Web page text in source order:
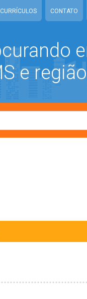
CURRÍCULOS CONTATO
e